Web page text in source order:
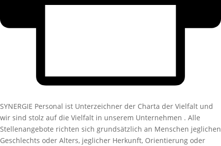
SYNERGIE Personal ist Unterzeichner der Charta der Vielfalt und
wir sind stolz auf die Vielfalt in unserem Unternehmen . Alle
Stellenangebote richten sich grundsätzlich an Menschen jeglichen
Geschlechts oder Alters, jeglicher Herkunft, Orientierung oder